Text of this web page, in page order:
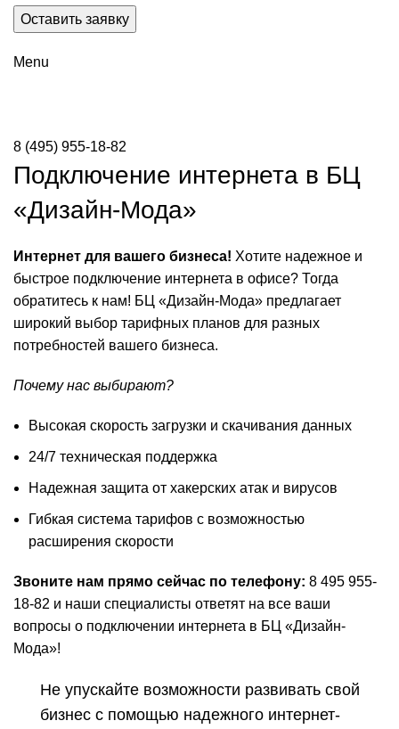
Menu
8 (495) 955-18-82
Подключение интернета в БЦ
«Дизайн-Мода»
Интернет для вашего бизнеса! Хотите надежное и
быстрое подключение интернета в офисе? Тогда
обратитесь к нам! БЦ «Дизайн-Мода» предлагает
широкий выбор тарифных планов для разных
потребностей вашего бизнеса.
Почему нас выбирают?
Высокая скорость загрузки и скачивания данных
24/7 техническая поддержка
Надежная защита от хакерских атак и вирусов
Гибкая система тарифов с возможностью
расширения скорости
Звоните нам прямо сейчас по телефону: 8 495 955-
18-82 и наши специалисты ответят на все ваши
вопросы о подключении интернета в БЦ «Дизайн-
Мода»!
Не упускайте возможности развивать свой
бизнес с помощью надежного интернет-